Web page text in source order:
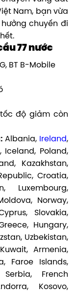
Nam, bạn vừa
chuyến đi
77 nước
BT B-Mobile
độ giảm còn
Albania, Ireland,
Iceland, Poland,
Kazakhstan,
Croatia,
Luxembourg,
Norway,
Slovakia,
Hungary,
Uzbekistan,
Armenia,
Faroe Islands,
French
Kosovo,